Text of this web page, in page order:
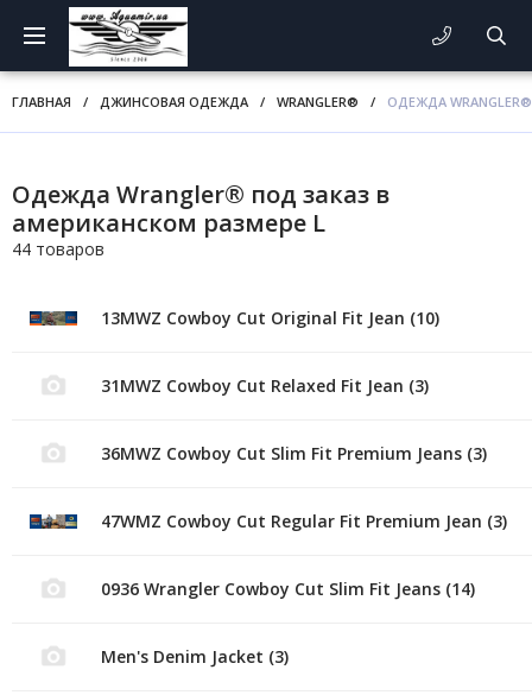
ГЛАВНАЯ / ДЖИНСОВАЯ ОДЕЖДА / WRANGLER® / ОДЕЖДА
Одежда Wrangler® под заказ в
американском размере L
44 товаров
13MWZ Cowboy Cut Original Fit Jean (10)
31MWZ Cowboy Cut Relaxed Fit Jean (3)
36MWZ Cowboy Cut Slim Fit Premium Jeans (3)
47WMZ Cowboy Cut Regular Fit Premium Jean (3)
0936 Wrangler Cowboy Cut Slim Fit Jeans (14)
Men's Denim Jacket (3)